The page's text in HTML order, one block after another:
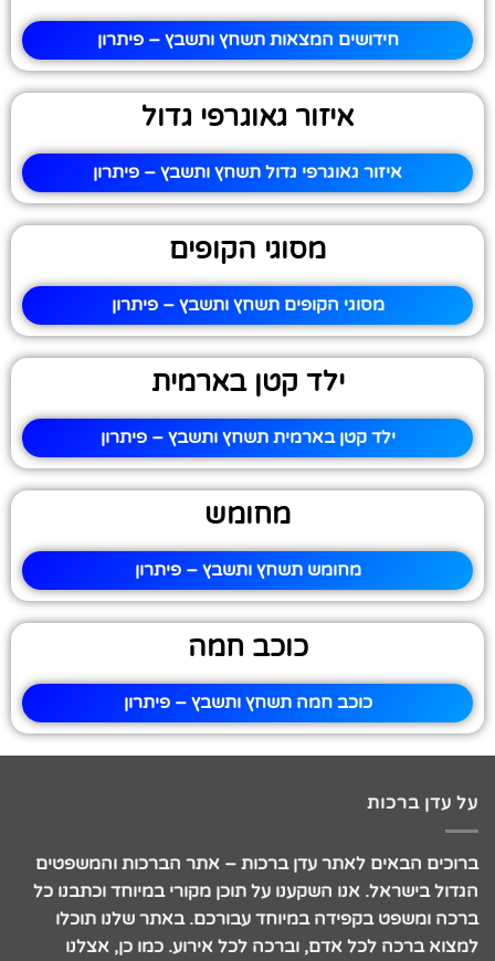
חידושים המצאות תשחץ ותשבץ – פיתרון
איזור גאוגרפי גדול
איזור גאוגרפי גדול תשחץ ותשבץ – פיתרון
מסוגי הקופים
מסוגי הקופים תשחץ ותשבץ – פיתרון
ילד קטן בארמית
ילד קטן בארמית תשחץ ותשבץ – פיתרון
מחומש
מחומש תשחץ ותשבץ – פיתרון
כוכב חמה
כוכב חמה תשחץ ותשבץ – פיתרון
על עדן ברכות
ברוכים הבאים לאתר עדן ברכות – אתר הברכות והמשפטים
הגדול בישראל. אנו השקענו על תוכן מקורי במיוחד וכתבנו כל
ברכה ומשפט בקפידה במיוחד עבורכם. באתר שלנו תוכלו
למצוא ברכה לכל אדם, וברכה לכל אירוע. כמו כן, אצלנו